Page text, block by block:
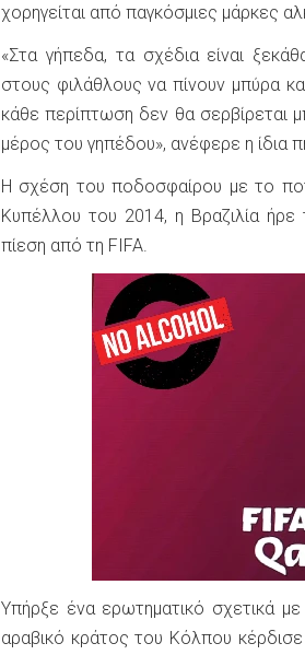
χορηγείται από παγκόσμιες μάρκες
«Στα γήπεδα, τα σχέδια είναι
στους φιλάθλους να πίνουν μπύρα
κάθε περίπτωση δεν θα σερβίρεται
μέρος του γηπέδου», ανέφερε η ίδια
Η σχέση του ποδοσφαίρου με το
Κυπέλλου του 2014, η Βραζιλία
πίεση από τη FIFA.
Υπήρξε ένα ερωτηματικό σχετικά
αραβικό κράτος του Κόλπου κέρδισε